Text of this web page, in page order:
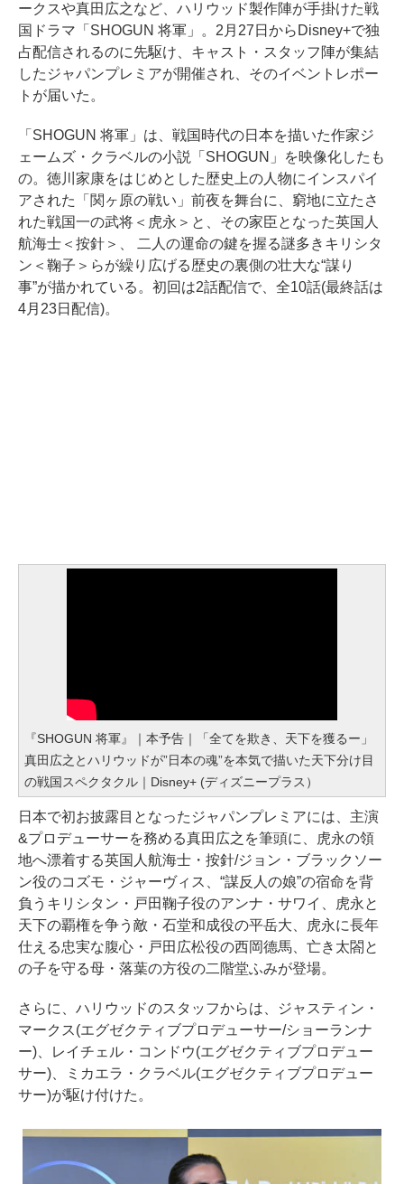
ークスや真田広之など、ハリウッド製作陣が手掛けた戦
国ドラマ「SHOGUN 将軍」。2月27日からDisney+で独
占配信されるのに先駆け、キャスト・スタッフ陣が集結
したジャパンプレミアが開催され、そのイベントレポー
トが届いた。
「SHOGUN 将軍」は、戦国時代の日本を描いた作家ジ
ェームズ・クラベルの小説「SHOGUN」を映像化したも
の。徳川家康をはじめとした歴史上の人物にインスパイ
アされた「関ヶ原の戦い」前夜を舞台に、窮地に立たさ
れた戦国一の武将＜虎永＞と、その家臣となった英国人
航海士＜按針＞、 二人の運命の鍵を握る謎多きキリシタ
ン＜鞠子＞らが繰り広げる歴史の裏側の壮大な“謀り
事”が描かれている。初回は2話配信で、全10話(最終話は
4月23日配信)。
『SHOGUN 将軍』｜本予告｜「全てを欺き、天下を獲るー」
真田広之とハリウッドが”日本の魂”を本気で描いた天下分け目
の戦国スペクタクル｜Disney+ (ディズニープラス）
日本で初お披露目となったジャパンプレミアには、主演
&プロデューサーを務める真田広之を筆頭に、虎永の領
地へ漂着する英国人航海士・按針/ジョン・ブラックソー
ン役のコズモ・ジャーヴィス、“謀反人の娘”の宿命を背
負うキリシタン・戸田鞠子役のアンナ・サワイ、虎永と
天下の覇権を争う敵・石堂和成役の平岳大、虎永に長年
仕える忠実な腹心・戸田広松役の西岡德馬、亡き太閤と
の子を守る母・落葉の方役の二階堂ふみが登場。
さらに、ハリウッドのスタッフからは、ジャスティン・
マークス(エグゼクティブプロデューサー/ショーランナ
ー)、レイチェル・コンドウ(エグゼクティブプロデュー
サー)、ミカエラ・クラベル(エグゼクティブプロデュー
サー)が駆け付けた。